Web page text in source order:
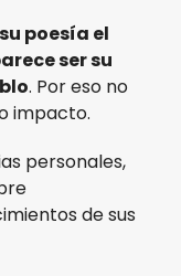
poesía el
ser su
. Por eso no
impacto.
personales,
de sus